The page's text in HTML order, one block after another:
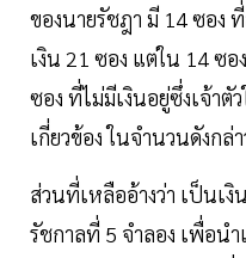
ของนายรัชฎา มี 14 ซอง
เงิน 21 ซอง แต่ใน 14 ซ
ซอง ที่ไม่มีเงินอยู่ซึ่งเจ้าตั
เกี่ยวข้อง ในจำนวนดังก
ส่วนที่เหลืออ้างว่า เป็นเงิ
รัชกาลที่ 5 จำลอง เพื่อน